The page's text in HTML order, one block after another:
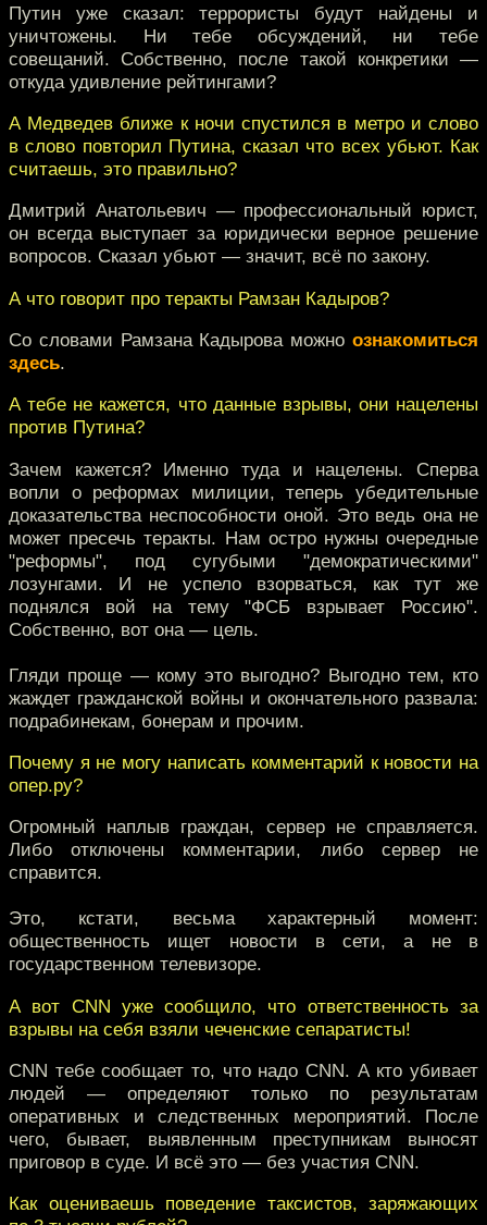
Путин уже сказал: террористы будут найдены и
уничтожены. Ни тебе обсуждений, ни тебе
совещаний. Собственно, после такой конкретики —
откуда удивление рейтингами?
А Медведев ближе к ночи спустился в метро и слово
в слово повторил Путина, сказал что всех убьют. Как
считаешь, это правильно?
Дмитрий Анатольевич — профессиональный юрист,
он всегда выступает за юридически верное решение
вопросов. Сказал убьют — значит, всё по закону.
А что говорит про теракты Рамзан Кадыров?
Со словами Рамзана Кадырова можно ознакомиться
здесь.
А тебе не кажется, что данные взрывы, они нацелены
против Путина?
Зачем кажется? Именно туда и нацелены. Сперва
вопли о реформах милиции, теперь убедительные
доказательства неспособности оной. Это ведь она не
может пресечь теракты. Нам остро нужны очередные
"реформы", под сугубыми "демократическими"
лозунгами. И не успело взорваться, как тут же
поднялся вой на тему "ФСБ взрывает Россию".
Собственно, вот она — цель.
Гляди проще — кому это выгодно? Выгодно тем, кто
жаждет гражданской войны и окончательного развала:
подрабинекам, бонерам и прочим.
Почему я не могу написать комментарий к новости на
опер.ру?
Огромный наплыв граждан, сервер не справляется.
Либо отключены комментарии, либо сервер не
справится.
Это, кстати, весьма характерный момент:
общественность ищет новости в сети, а не в
государственном телевизоре.
А вот CNN уже сообщило, что ответственность за
взрывы на себя взяли чеченские сепаратисты!
CNN тебе сообщает то, что надо CNN. А кто убивает
людей — определяют только по результатам
оперативных и следственных мероприятий. После
чего, бывает, выявленным преступникам выносят
приговор в суде. И всё это — без участия CNN.
Как оцениваешь поведение таксистов, заряжающих